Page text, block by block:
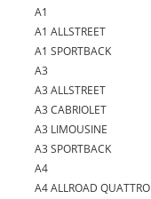
A1
A1 ALLSTREET
A1 SPORTBACK
A3
A3 ALLSTREET
A3 CABRIOLET
A3 LIMOUSINE
A3 SPORTBACK
A4
A4 ALLROAD QUATTRO